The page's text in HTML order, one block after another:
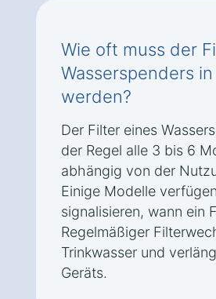
Wie oft muss der
Wasserspenders
werden?
Der Filter eines
der Regel alle 3 bis 6
abhängig von der
Einige Modelle
signalisieren, wann ein
Regelmäßiger
Trinkwasser und
Geräts.